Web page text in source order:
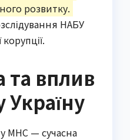
розвитку.
НАБУ
вплив
Україну
МНС — сучасна